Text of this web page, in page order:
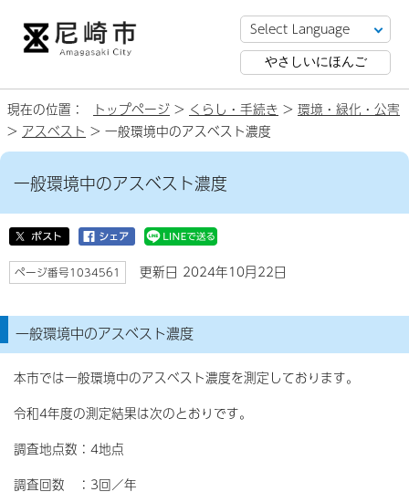
やさしいにほんご
現在の位置： トップページ > くらし・手続き > 環境・緑化・公害
> アスベスト > 一般環境中のアスベスト濃度
一般環境中のアスベスト濃度
ページ番号1034561 更新日 2024年10月22日
一般環境中のアスベスト濃度
本市では一般環境中のアスベスト濃度を測定しております。
令和4年度の測定結果は次のとおりです。
調査地点数：4地点
調査回数 ：3回／年